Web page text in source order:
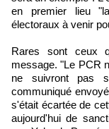
en premier lieu
électoraux à venir
Rares sont ceux
message. "Le PCR
ne suivront pas
communiqué
s'était écartée de
aujourd'hui de